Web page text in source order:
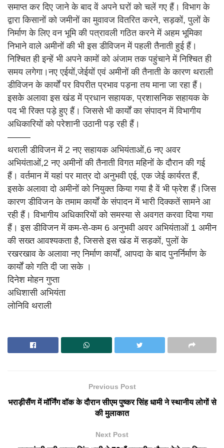
समाप्त कर दिए जाने के बाद वें अपने घरों को चलें गए हैं। विभाग के
द्वारा किसानों को जमीनों का मुवावज वितरित करने, सड़कों, पुलों के
निर्माण के लिए वन भूमि की पत्रावली गठित करने में अहम भूमिका
निभाने वाले अमीनों की भी इस डीविजन में पहली तैनाती हुई हैं।
निश्चित ही इन्हें भी अपने कामों को अंजाम तक पहुंचाने में निश्चित ही
समय लगेगा।नए एईयों,जेईयों एवं अमीनों की तैनाती के कारण थराली
डीविजन के कार्यों पर विपरीत प्रभाव पड़ना तय माना जा रहा हैं।
इसके अलावा इस खंड में प्रधान सहायक, प्रशासनिक सहायक के
पद भी रिक्त पड़े हुए हैं। जिससे भी कार्यों का संपादन में विभागीय
अधिकारियों को परेशानी उठानी पड़ रही हैं।
——–
थराली डीविजन में 2 नए सहायक अभियंताओं,6 नए अवर
अभियंताओं,2 नए अमीनों की तैनाती विगत महिनों के दौरान की गई
हैं। वर्तमान में यहां पर मात्र दो अनुभवी एई, एक जेई कार्यरत हैं,
इसके अलावा दो अमीनों को नियुक्त किया गया है वें भी फ्रेश हैं।जिस
कारण डीविजन के तमाम कार्यों के संपादन में भारी दिक्कतें सामने आ
रही हैं। विभागीय अधिकारियों को समस्या से अवगत करवा दिया गया
हैं। इस डीविजन में कम-से-कम 6 अनुभवी अवर अभियंताओं 1 अमीन
की सख्त आवश्यकता है, जिससे इस खंड में सड़कों, पुलों के
रखरखाव के अलावा नए निर्माण कार्यों, आपदा के बाद पुनर्निर्माण के
कार्यों को गति दी जा सके ।
दिनेश मोहन गुप्ता
अधिशासी अभियंता
लोनिवि थराली
Previous Post
भराड़ीसैंण में मॉर्निंग वॉक के दौरान सीएम पुष्कर सिंह धामी ने स्थानीय लोगों से
की मुलाकात
Next Post